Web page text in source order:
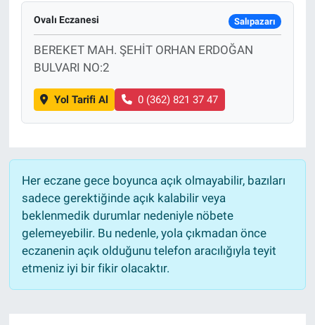
Ovalı Eczanesi Salıpazarı
BEREKET MAH. ŞEHİT ORHAN ERDOĞAN
BULVARI NO:2
Yol Tarifi Al 0 (362) 821 37 47
Her eczane gece boyunca açık olmayabilir, bazıları
sadece gerektiğinde açık kalabilir veya
beklenmedik durumlar nedeniyle nöbete
gelemeyebilir. Bu nedenle, yola çıkmadan önce
eczanenin açık olduğunu telefon aracılığıyla teyit
etmeniz iyi bir fikir olacaktır.